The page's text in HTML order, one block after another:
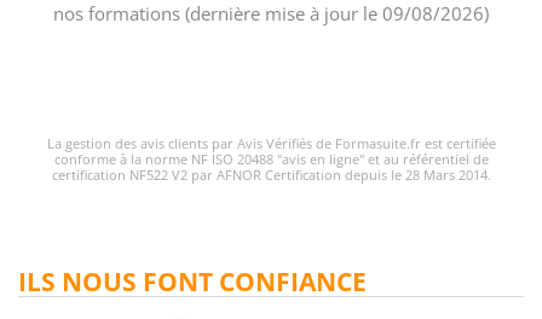
nos formations (dernière mise à jour le 09/08/2026)
La gestion des avis clients par Avis Vérifiés de Formasuite.fr est certifiée
conforme à la norme NF ISO 20488 "avis en ligne" et au référentiel de
certification NF522 V2 par AFNOR Certification depuis le 28 Mars 2014.
ILS NOUS FONT CONFIANCE